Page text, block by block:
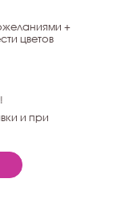
+
цветов
и при